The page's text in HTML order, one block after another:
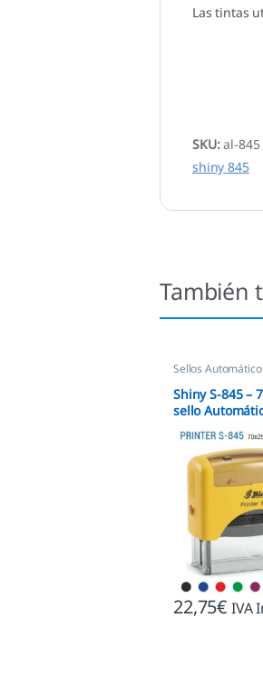
Las tintas
SKU:al-845
shiny 845
También
Sellos
Shiny S-845 –
sello
Personalizado
22,75€ IVA